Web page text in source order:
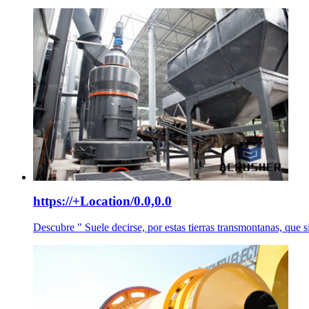
https://+Location/0.0,0.0
Descubre " Suele decirse, por estas tierras transmontanas,